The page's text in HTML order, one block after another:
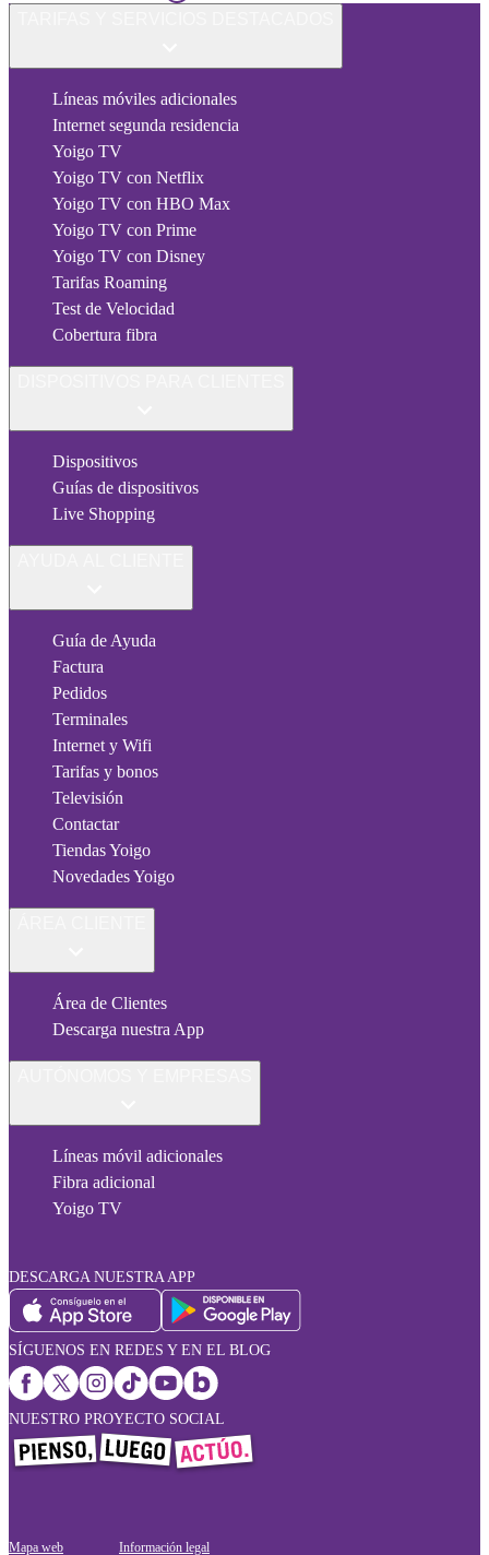
Líneas móviles adicionales
Internet segunda residencia
Yoigo TV
Yoigo TV con Netflix
Yoigo TV con HBO Max
Yoigo TV con Prime
Yoigo TV con Disney
Tarifas Roaming
Test de Velocidad
Cobertura fibra
Dispositivos
Guías de dispositivos
Live Shopping
Guía de Ayuda
Factura
Pedidos
Terminales
Internet y Wifi
Tarifas y bonos
Televisión
Contactar
Tiendas Yoigo
Novedades Yoigo
Área de Clientes
Descarga nuestra App
Líneas móvil adicionales
Fibra adicional
Yoigo TV
DESCARGA NUESTRA APP
SÍGUENOS EN REDES Y EN EL BLOG
NUESTRO PROYECTO SOCIAL
Mapa web Información legal